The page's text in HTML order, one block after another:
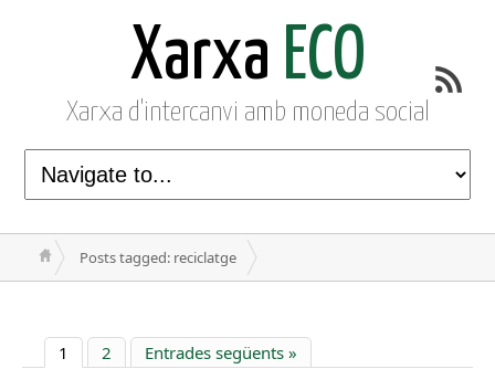
Xarxa ECO
Xarxa d'intercanvi amb moneda social
Posts tagged: reciclatge
1 2 Entrades següents »